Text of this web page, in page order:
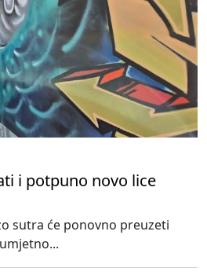
i potpuno novo lice
sutra će ponovno preuzeti